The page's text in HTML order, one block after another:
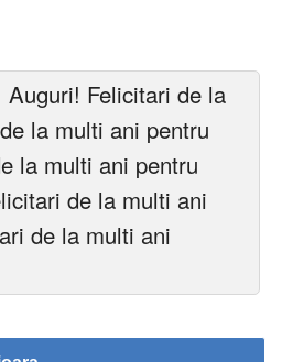
Auguri! Felicitari de la
la multi ani pentru
la multi ani pentru
de la multi ani
de la multi ani